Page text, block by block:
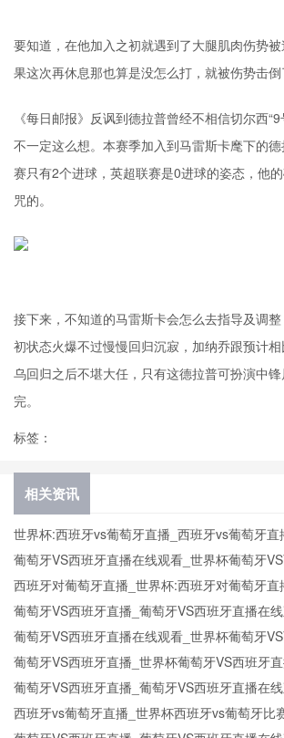
要知道，在他加入之初就遇到了大腿肌肉伤势
果这次再休息那也算是没怎么打，就被伤势击倒
《每日邮报》反讽到德拉普曾经不相信切尔西
不一定这么想。本赛季加入到马雷斯卡麾下的
赛只有2个进球，英超联赛是0进球的姿态，他
咒的。
接下来，不知道的马雷斯卡会怎么去指导及调
初状态火爆不过慢慢回归沉寂，加纳乔跟预计
乌回归之后不堪大任，只有这德拉普可扮演中
完。
标签：
相关资讯
世界杯:西班牙vs葡萄牙直播_西班牙vs葡萄牙
今日西班牙vs葡萄牙直播在线观看高清视频直播
葡萄牙VS西班牙直播在线观看_世界杯葡萄牙
VS西班牙比赛观看直达入口
西班牙对葡萄牙直播_世界杯:西班牙对葡萄牙
界杯西班牙对葡萄牙直播在线观看高清无插件
葡萄牙VS西班牙直播_葡萄牙VS西班牙直播在
班牙实时全场直播入口
葡萄牙VS西班牙直播在线观看_世界杯葡萄牙
VS西班牙比赛观看直达入口
葡萄牙VS西班牙直播_世界杯葡萄牙VS西班牙
牙在线高清直播
葡萄牙VS西班牙直播_葡萄牙VS西班牙直播在
班牙实时全场直播入口
西班牙vs葡萄牙直播_世界杯西班牙vs葡萄牙比